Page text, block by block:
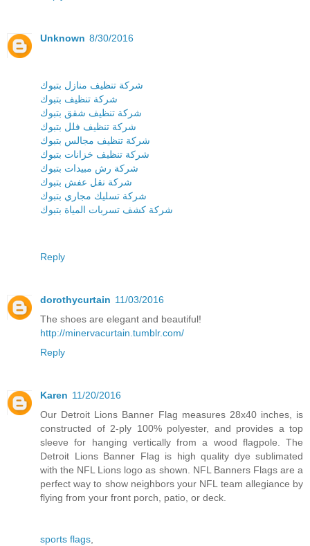
Unknown 8/30/2016
شركة تنظيف منازل بتبوك
شركة تنظيف بتبوك
شركة تنظيف شقق بتبوك
شركة تنظيف فلل بتبوك
شركة تنظيف مجالس بتبوك
شركة تنظيف خزانات بتبوك
شركة رش مبيدات بتبوك
شركة نقل عفش بتبوك
شركة تسليك مجاري بتبوك
شركة كشف تسربات المياة بتبوك
Reply
dorothycurtain 11/03/2016
The shoes are elegant and beautiful!
http://minervacurtain.tumblr.com/
Reply
Karen 11/20/2016
Our Detroit Lions Banner Flag measures 28x40 inches, is
constructed of 2-ply 100% polyester, and provides a top
sleeve for hanging vertically from a wood flagpole. The
Detroit Lions Banner Flag is high quality dye sublimated
with the NFL Lions logo as shown. NFL Banners Flags are a
perfect way to show neighbors your NFL team allegiance by
flying from your front porch, patio, or deck.
sports flags